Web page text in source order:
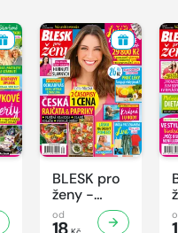
BLESK pro
ženy -
30/2026
od
18